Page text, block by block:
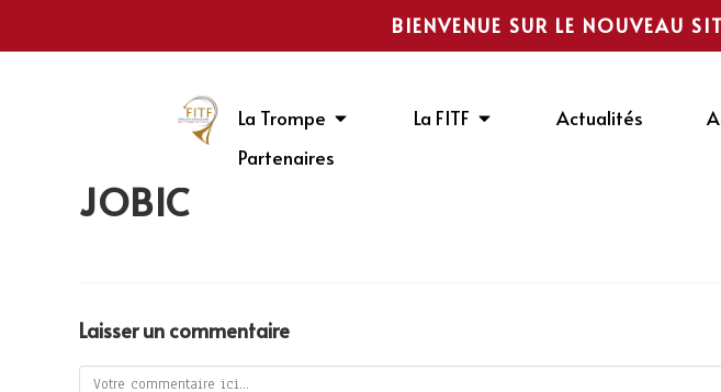
BIENVENUE SUR LE NOUVEAU
La Trompe La FITF Actualités
Partenaires
JOBIC
Laisser un commentaire